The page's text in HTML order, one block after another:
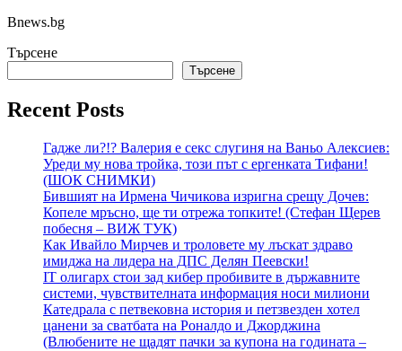
Bnews.bg
Търсене
Търсене
Recent Posts
Гадже ли?!? Валерия е секс слугиня на Ваньо Алексиев:
Уреди му нова тройка, този път с ергенката Тифани!
(ШОК СНИМКИ)
Бившият на Ирмена Чичикова изригна срещу Дочев:
Копеле мръсно, ще ти отрежа топките! (Стефан Щерев
побесня – ВИЖ ТУК)
Как Ивайло Мирчев и троловете му лъскат здраво
имиджа на лидера на ДПС Делян Пеевски!
IT олигарх стои зад кибер пробивите в държавните
системи, чувствителната информация носи милиони
Катедрала с петвековна история и петзвезден хотел
цанени за сватбата на Роналдо и Джорджина
(Влюбените не щадят пачки за купона на годината –